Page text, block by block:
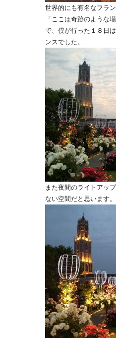
世界的にも有名なフラ
「ここは奇跡のような
で、僕が行った１８日
ンスでした。
また夜間のライトアッ
ない空間だと思います。